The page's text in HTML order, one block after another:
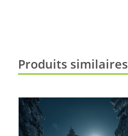
Produits similaires